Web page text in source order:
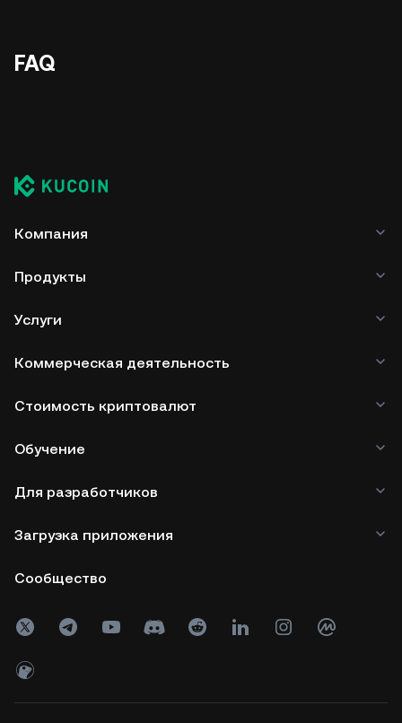
FAQ
Компания
Продукты
Услуги
Коммерческая деятельность
Стоимость криптовалют
Обучение
Для разработчиков
Загрузка приложения
Сообщество